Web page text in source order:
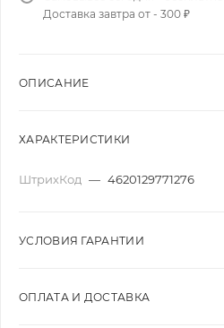
Доставка завтра от - 300 ₽
ОПИСАНИЕ
ХАРАКТЕРИСТИКИ
ШтрихКод — 4620129771276
УСЛОВИЯ ГАРАНТИИ
ОПЛАТА И ДОСТАВКА